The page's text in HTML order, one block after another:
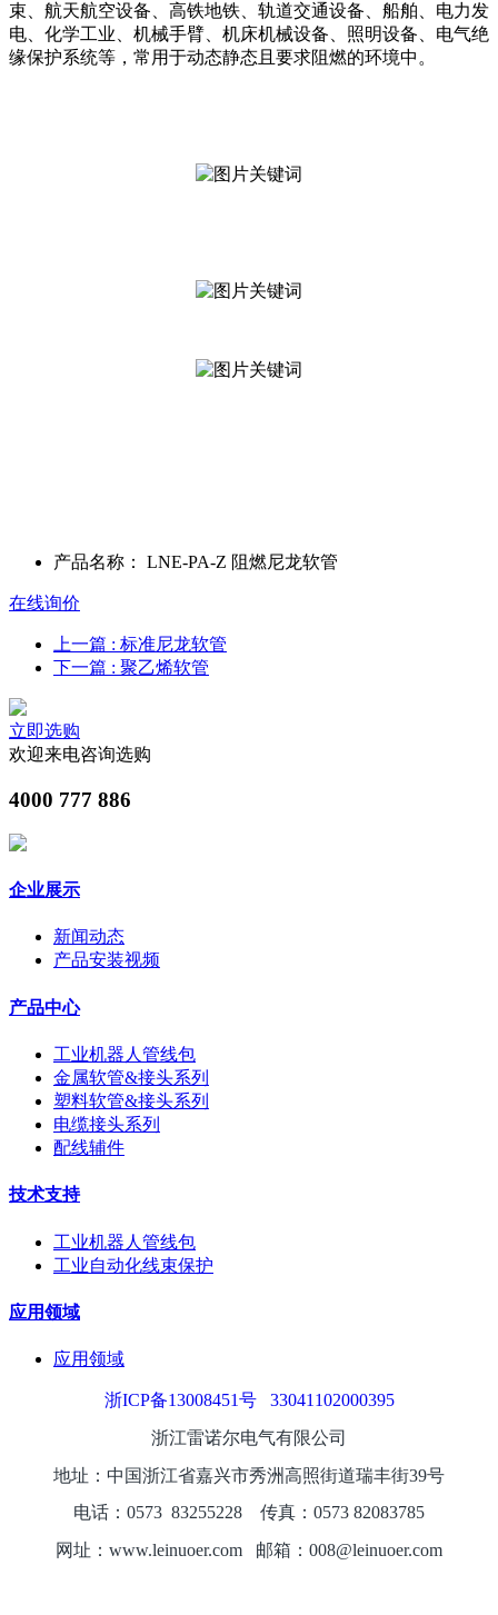
束、航天航空设备、高铁地铁、轨道交通设备、船舶、电力发
电、化学工业、机械手臂、机床机械设备、照明设备、电气绝
缘保护系统等，常用于动态静态且要求阻燃的环境中。
产品名称： LNE-PA-Z 阻燃尼龙软管
在线询价
上一篇 : 标准尼龙软管
下一篇 : 聚乙烯软管
立即选购
欢迎来电咨询选购
4000 777 886
企业展示
新闻动态
产品安装视频
产品中心
工业机器人管线包
金属软管&接头系列
塑料软管&接头系列
电缆接头系列
配线辅件
技术支持
工业机器人管线包
工业自动化线束保护
应用领域
应用领域
浙ICP备13008451号
33041102000395
浙江雷诺尔电气有限公司
地址：中国浙江省嘉兴市秀洲高照街道瑞丰街39号
电话：0573 83255228
传真：0573 82083785
网址：www.leinuoer.com 邮箱：008@leinuoer.com